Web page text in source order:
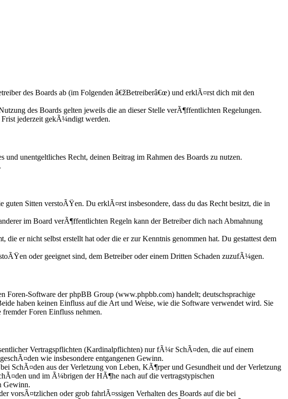
des Boards ab (im Folgenden â€žBetreiberâ€œ) und erklÃ¤rst dich mit den
des Boards gelten jeweils die an dieser Stelle verÃ¶ffentlichten Regelungen.
Frist jederzeit gekÃ¼ndigt werden.
unentgeltliches Recht, deinen Beitrag im Rahmen des Boards zu nutzen.
Sitten verstoÃŸen. Du erklÃ¤rst insbesondere, dass du das Recht besitzt, die in
im Board verÃ¶ffentlichten Regeln kann der Betreiber dich nach Abmahnung
er nicht selbst erstellt hat oder die er zur Kenntnis genommen hat. Du gestattest dem
oder geeignet sind, dem Betreiber oder einem Dritten Schaden zuzufÃ¼gen.
Foren-Software der phpBB Group (www.phpbb.com) handelt; deutschsprachige
haben keinen Einfluss auf die Art und Weise, wie die Software verwendet wird. Sie
Foren Einfluss nehmen.
Vertragspflichten (Kardinalpflichten) nur fÃ¼r SchÃ¤den, die auf einem
wie insbesondere entgangenen Gewinn.
SchÃ¤den aus der Verletzung von Leben, KÃ¶rper und Gesundheit und der Verletzung
und im Ã¼brigen der HÃ¶he nach auf die vertragstypischen
Gewinn.
vorsÃ¤tzlichen oder grob fahrlÃ¤ssigen Verhalten des Boards auf die bei